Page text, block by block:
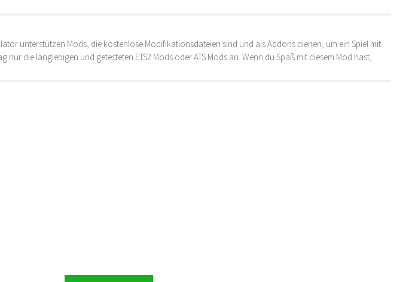
unterstützen Mods, die kostenlose Modifikationsdateien sind und als Addons dienen, um ein Spiel mit
die langlebigen und getesteten ETS2 Mods oder ATS Mods an. Wenn du Spaß mit diesem Mod hast,